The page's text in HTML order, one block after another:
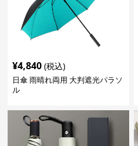
¥4,840 (税込)
日傘 雨晴れ両用 大判遮光パラソ
ル